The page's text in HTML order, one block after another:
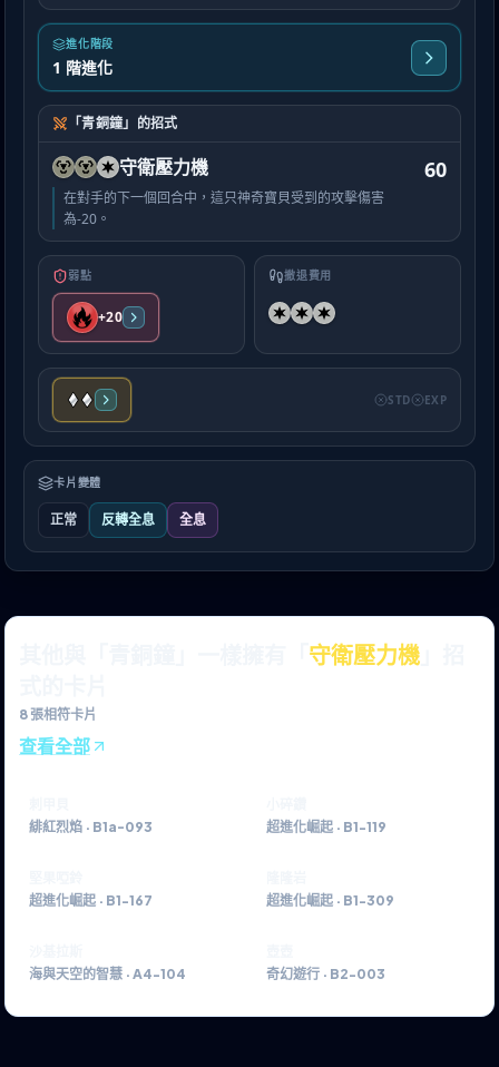
進化階段
1 階進化
「青銅鐘」的招式
守衛壓力機
在對手的下一個回合中，這只神奇寶貝受到的攻擊傷害
為-20。
60
弱點
+20
撤退費用
STD EXP
卡片變體
正常 反轉全息 全息
守衛壓力機
8張相符卡片
查看全部
緋紅烈焰 · B1a-093
超進化崛起 · B1-119
超進化崛起 · B1-167
超進化崛起 · B1-309
海與天空的智慧 · A4-104
奇幻遊行 · B2-003